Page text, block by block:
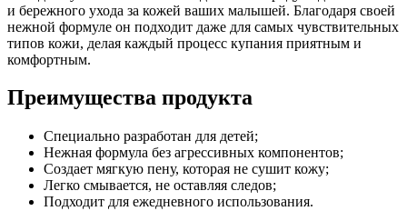
и бережного ухода за кожей ваших малышей. Благодаря своей
нежной формуле он подходит даже для самых чувствительных
типов кожи, делая каждый процесс купания приятным и
комфортным.
Преимущества продукта
Специально разработан для детей;
Нежная формула без агрессивных компонентов;
Создает мягкую пену, которая не сушит кожу;
Легко смывается, не оставляя следов;
Подходит для ежедневного использования.